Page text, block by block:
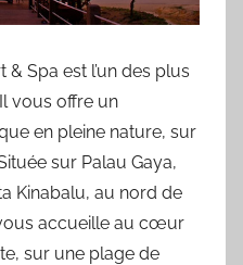
& Spa est l’un des plus
vous offre un
en pleine nature, sur
sur Palau Gaya,
Kinabalu, au nord de
accueille au cœur
sur une plage de